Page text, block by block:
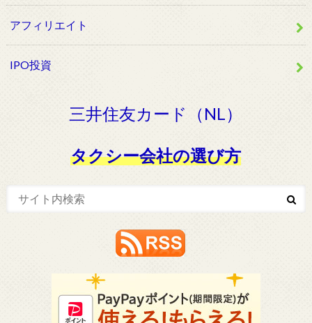
アフィリエイト
IPO投資
三井住友カード（NL）
タクシー会社の選び方